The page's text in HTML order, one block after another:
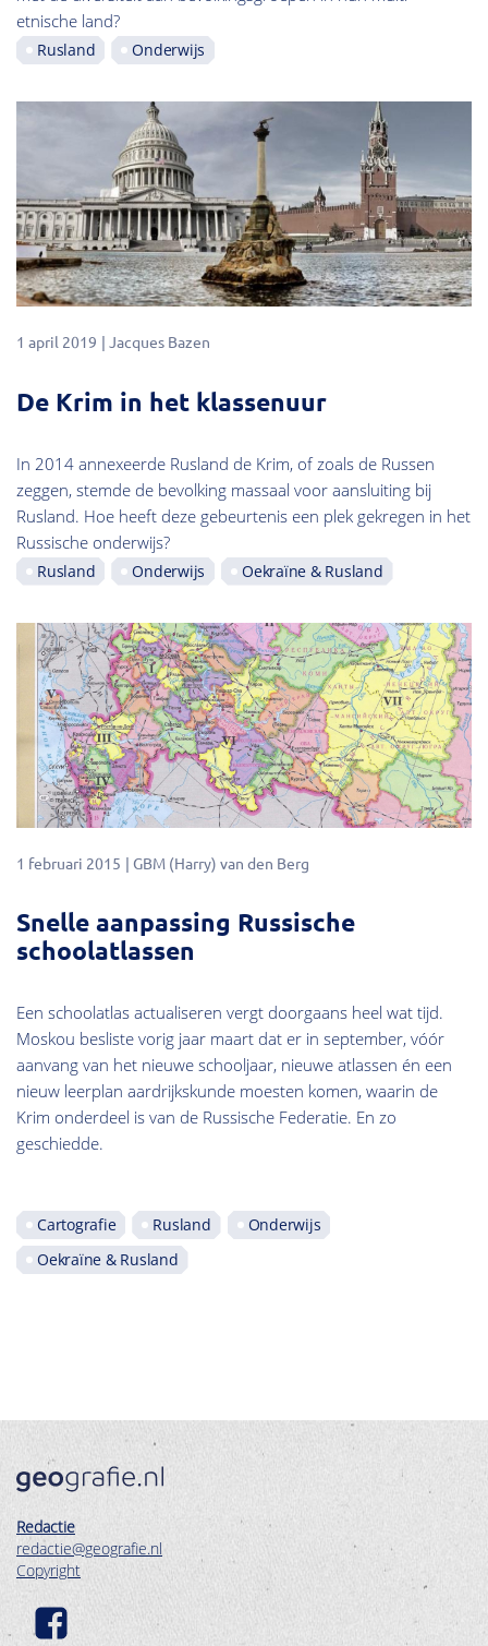
etnische land?
Rusland Onderwijs
1 april 2019 Jacques Bazen
De Krim in het klassenuur
In 2014 annexeerde Rusland de Krim, of zoals de Russen
zeggen, stemde de bevolking massaal voor aansluiting bij
Rusland. Hoe heeft deze gebeurtenis een plek gekregen in het
Russische onderwijs?
Rusland Onderwijs Oekraïne & Rusland
1 februari 2015 GBM (Harry) van den Berg
Snelle aanpassing Russische
schoolatlassen
Een schoolatlas actualiseren vergt doorgaans heel wat tijd.
Moskou besliste vorig jaar maart dat er in september, vóór
aanvang van het nieuwe schooljaar, nieuwe atlassen én een
nieuw leerplan aardrijkskunde moesten komen, waarin de
Krim onderdeel is van de Russische Federatie. En zo
geschiedde.
Cartografie Rusland
Onderwijs
Oekraïne & Rusland
Redactie
redactie@geografie.nl
Copyright